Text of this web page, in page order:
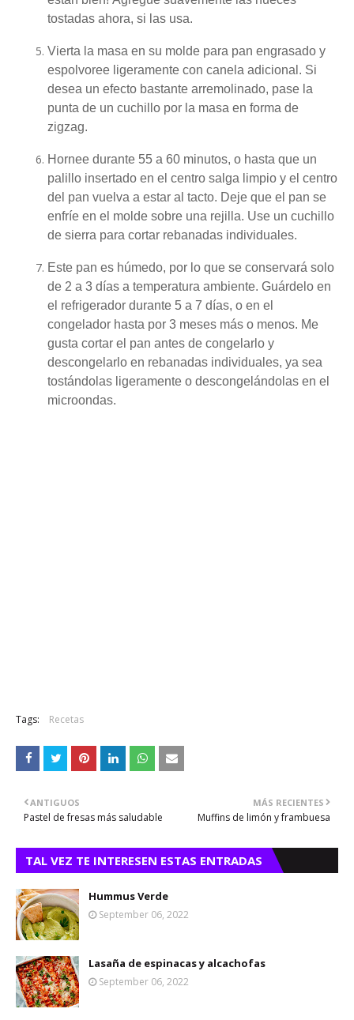
tostadas ahora, si las usa.
Vierta la masa en su molde para pan engrasado y
espolvoree ligeramente con canela adicional. Si
desea un efecto bastante arremolinado, pase la
punta de un cuchillo por la masa en forma de
zigzag.
Hornee durante 55 a 60 minutos, o hasta que un
palillo insertado en el centro salga limpio y el centro
del pan vuelva a estar al tacto. Deje que el pan se
enfríe en el molde sobre una rejilla. Use un cuchillo
de sierra para cortar rebanadas individuales.
Este pan es húmedo, por lo que se conservará solo
de 2 a 3 días a temperatura ambiente. Guárdelo en
el refrigerador durante 5 a 7 días, o en el
congelador hasta por 3 meses más o menos. Me
gusta cortar el pan antes de congelarlo y
descongelarlo en rebanadas individuales, ya sea
tostándolas ligeramente o descongelándolas en el
microondas.
Tags: Recetas
MÁS RECIENTES
Muffins de limón y frambuesa
ANTIGUOS
Pastel de fresas más saludable
TAL VEZ TE INTERESEN ESTAS ENTRADAS
Hummus Verde
September 06, 2022
Lasaña de espinacas y alcachofas
September 06, 2022